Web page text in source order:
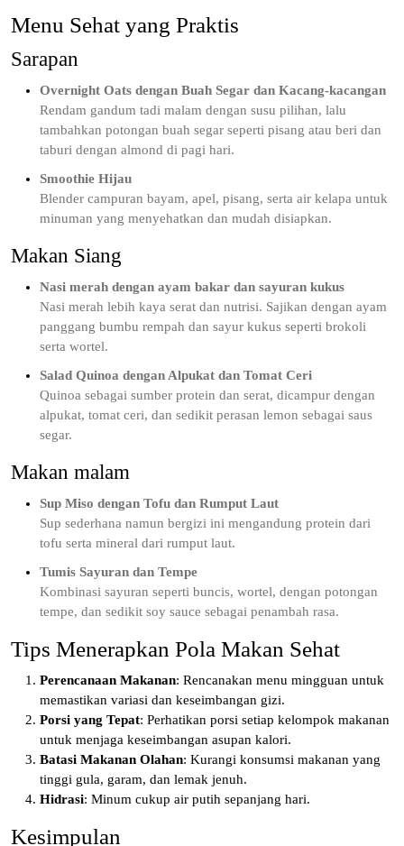
Menu Sehat yang Praktis
Sarapan
Overnight Oats dengan Buah Segar dan Kacang-kacangan
Rendam gandum tadi malam dengan susu pilihan, lalu
tambahkan potongan buah segar seperti pisang atau beri dan
taburi dengan almond di pagi hari.
Smoothie Hijau
Blender campuran bayam, apel, pisang, serta air kelapa untuk
minuman yang menyehatkan dan mudah disiapkan.
Makan Siang
Nasi merah dengan ayam bakar dan sayuran kukus
Nasi merah lebih kaya serat dan nutrisi. Sajikan dengan ayam
panggang bumbu rempah dan sayur kukus seperti brokoli
serta wortel.
Salad Quinoa dengan Alpukat dan Tomat Ceri
Quinoa sebagai sumber protein dan serat, dicampur dengan
alpukat, tomat ceri, dan sedikit perasan lemon sebagai saus
segar.
Makan malam
Sup Miso dengan Tofu dan Rumput Laut
Sup sederhana namun bergizi ini mengandung protein dari
tofu serta mineral dari rumput laut.
Tumis Sayuran dan Tempe
Kombinasi sayuran seperti buncis, wortel, dengan potongan
tempe, dan sedikit soy sauce sebagai penambah rasa.
Tips Menerapkan Pola Makan Sehat
Perencanaan Makanan: Rencanakan menu mingguan untuk
memastikan variasi dan keseimbangan gizi.
Porsi yang Tepat: Perhatikan porsi setiap kelompok makanan
untuk menjaga keseimbangan asupan kalori.
Batasi Makanan Olahan: Kurangi konsumsi makanan yang
tinggi gula, garam, dan lemak jenuh.
Hidrasi: Minum cukup air putih sepanjang hari.
Kesimpulan